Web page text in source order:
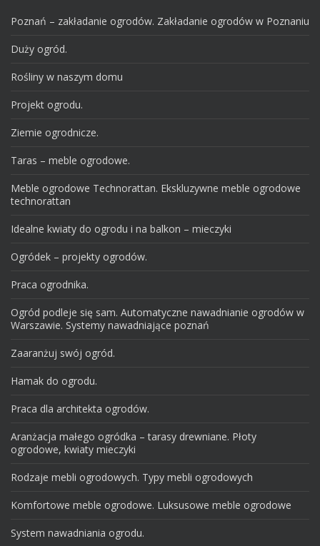
Poznań – zakładanie ogrodów. Zakładanie ogrodów w Poznaniu
Duży ogród.
Rośliny w naszym domu
Projekt ogrodu.
Ziemie ogrodnicze.
Taras – meble ogrodowe.
Meble ogrodowe Technorattan. Ekskluzywne meble ogrodowe
technorattan
Idealne kwiaty do ogrodu i na balkon – mieczyki
Ogródek – projekty ogrodów.
Praca ogrodnika.
Ogród podleje się sam. Automatyczne nawadnianie ogrodów w
Warszawie. Systemy nawadniające poznań
Zaaranżuj swój ogród.
Hamak do ogrodu.
Praca dla architekta ogrodów.
Aranżacja małego ogródka – tarasy drewniane. Płoty
ogrodowe, kwiaty mieczyki
Rodzaje mebli ogrodowych. Typy mebli ogrodowych
Komfortowe meble ogrodowe. Luksusowe meble ogrodowe
System nawadniania ogrodu.